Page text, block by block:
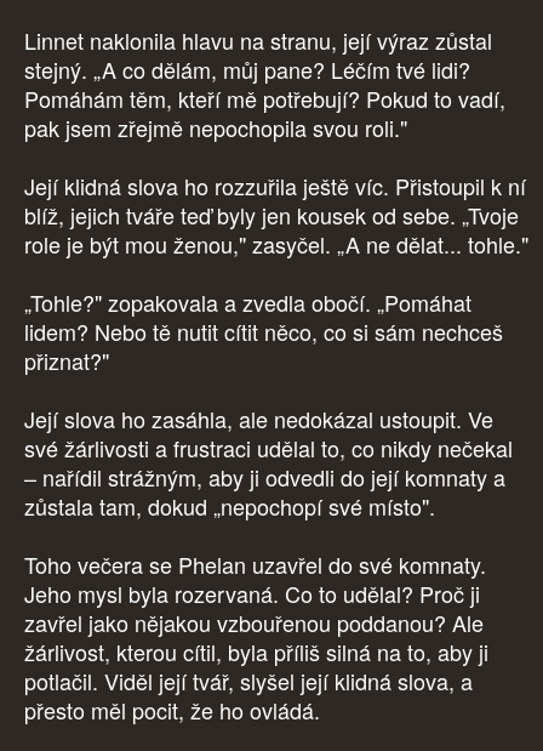
Linnet naklonila hlavu na stranu, její výraz zůstal
stejný. „A co dělám, můj pane? Léčím tvé lidi?
Pomáhám těm, kteří mě potřebují? Pokud to vadí,
pak jsem zřejmě nepochopila svou roli."
Její klidná slova ho rozzuřila ještě víc. Přistoupil k ní
blíž, jejich tváře teď byly jen kousek od sebe. „Tvoje
role je být mou ženou," zasyčel. „A ne dělat... tohle."
„Tohle?" zopakovala a zvedla obočí. „Pomáhat
lidem? Nebo tě nutit cítit něco, co si sám nechceš
přiznat?"
Její slova ho zasáhla, ale nedokázal ustoupit. Ve
své žárlivosti a frustraci udělal to, co nikdy nečekal
– nařídil strážným, aby ji odvedli do její komnaty a
zůstala tam, dokud „nepochopí své místo".
Toho večera se Phelan uzavřel do své komnaty.
Jeho mysl byla rozervaná. Co to udělal? Proč ji
zavřel jako nějakou vzbouřenou poddanou? Ale
žárlivost, kterou cítil, byla příliš silná na to, aby ji
potlačil. Viděl její tvář, slyšel její klidná slova, a
přesto měl pocit, že ho ovládá.